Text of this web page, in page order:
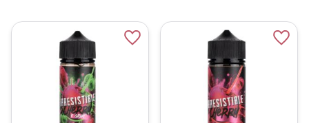
Lägg till i favoriter